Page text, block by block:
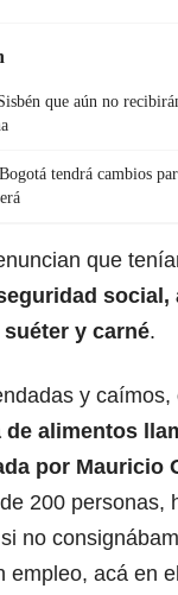
que aún no
tendrá cambios
que
social,
y carné.
y caímos,
alimentos
por Mauricio
200 personas,
no
empleo, acá en